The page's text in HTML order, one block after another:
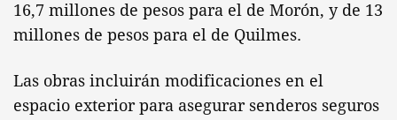
16,7 millones de pesos para el de Morón, y de 13
millones de pesos para el de Quilmes.
Las obras incluirán modificaciones en el
espacio exterior para asegurar senderos seguros